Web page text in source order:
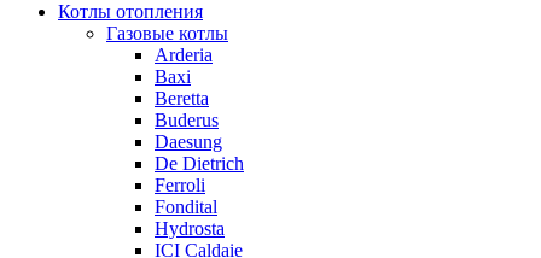
Котлы отопления
Газовые котлы
Arderia
Baxi
Beretta
Buderus
Daesung
De Dietrich
Ferroli
Fondital
Hydrosta
ICI Caldaie